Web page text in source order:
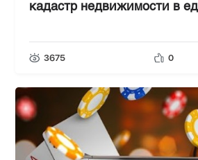
кадастр недвижимости в
3675 0